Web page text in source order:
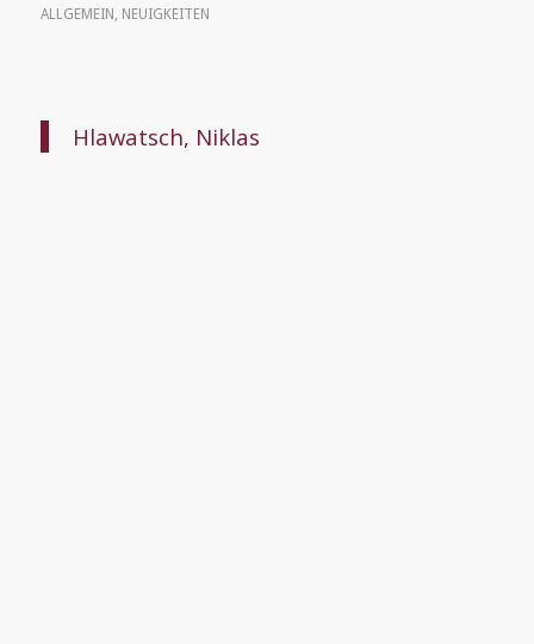
ALLGEMEIN , NEUIGKEITEN
Hlawatsch, Niklas